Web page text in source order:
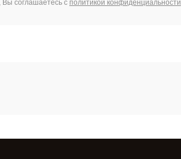
соглашаетесь с политикой конфиденциальности